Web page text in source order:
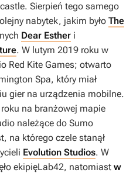
Sierpień tego samego
nabytek, jakim było The
Dear Esther i
. W lutym 2019 roku w
Red Kite Games; otwarto
Spa, który miał
gier na urządzenia mobilne.
na branżowej mapie
należące do Sumo
na którego czele stanął
Evolution Studios. W
ekipięLab42, natomiast w